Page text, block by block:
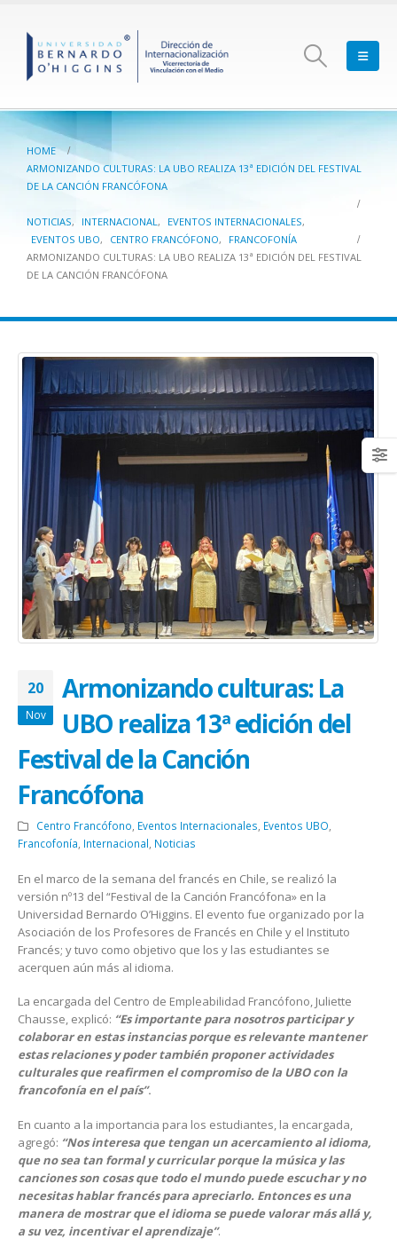
HOME
ARMONIZANDO CULTURAS: LA UBO REALIZA 13ª EDICIÓN DEL FESTIVAL
DE LA CANCIÓN FRANCÓFONA
NOTICIAS, INTERNACIONAL, EVENTOS INTERNACIONALES,
EVENTOS UBO, CENTRO FRANCÓFONO,
FRANCOFONÍA
ARMONIZANDO CULTURAS: LA UBO REALIZA 13ª EDICIÓN DEL FESTIVAL
DE LA CANCIÓN FRANCÓFONA
20
Nov
Armonizando culturas: La
UBO realiza 13ª edición del
Festival de la Canción
Francófona
Centro Francófono Eventos Internacionales Eventos UBO
Francofonía Internacional Noticias
En el marco de la semana del francés en Chile, se realizó la
versión nº13 del “Festival de la Canción Francófona» en la
Universidad Bernardo O’Higgins. El evento fue organizado por la
Asociación de los Profesores de Francés en Chile y el Instituto
Francés; y tuvo como objetivo que los y las estudiantes se
acerquen aún más al idioma.
La encargada del Centro de Empleabilidad Francófono, Juliette
Chausse, explicó: “Es importante para nosotros participar y
colaborar en estas instancias porque es relevante mantener
estas relaciones y poder también proponer actividades
culturales que reafirmen el compromiso de la UBO con la
francofonía en el país”.
En cuanto a la importancia para los estudiantes, la encargada,
agregó: “Nos interesa que tengan un acercamiento al idioma,
que no sea tan formal y curricular porque la música y las
canciones son cosas que todo el mundo puede escuchar y no
necesitas hablar francés para apreciarlo. Entonces es una
manera de mostrar que el idioma se puede valorar más allá y,
a su vez, incentivar el aprendizaje”.